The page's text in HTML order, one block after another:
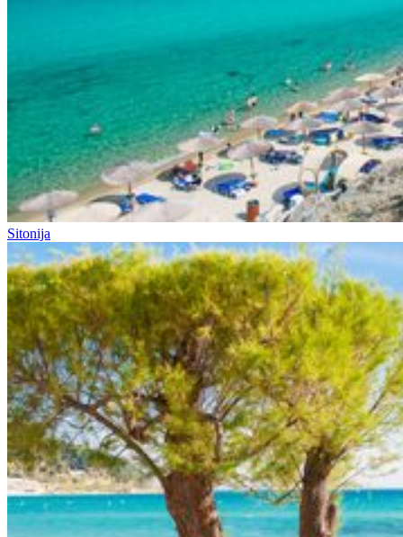
Sitonija